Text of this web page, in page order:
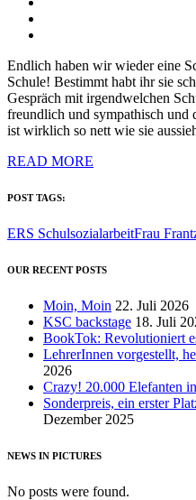
Endlich haben wir wieder eine
Schule! Bestimmt habt ihr sie
Gespräch mit irgendwelchen
freundlich und sympathisch und
ist wirklich so nett wie sie
READ MORE
POST TAGS:
ERS SchulsozialarbeitFrau
OUR RECENT POSTS
Moin, Moin 22. Juli 2026
KSC backstage 18. Juli
BookTok: Revolutioniert
LehrerInnen vorgestellt,
2026
Crazy! 20.000 Elefanten
Sonderpreis, ein erster
Dezember 2025
NEWS IN PICTURES
No posts were found.